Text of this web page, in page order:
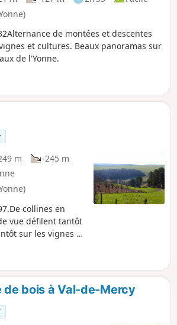
de montées et descentes
et cultures. Beaux panoramas sur
de l'Yonne.
m
-245 m
collines en
vue défilent tantôt
sur les vignes et
belles nuances
de bois à Val-de-Mercy